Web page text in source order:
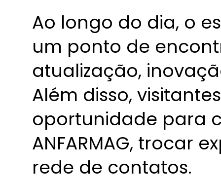
Ao longo do dia, o
um ponto de
atualização,
Além disso,
oportunidade para
ANFARMAG, trocar
rede de contatos.